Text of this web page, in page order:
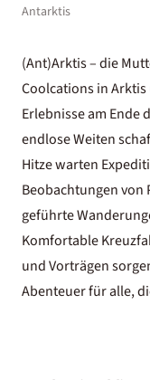
Antarktis
(Ant)Arktis – die
Coolcations in
Erlebnisse am Ende
endlose Weiten
Hitze warten
Beobachtungen von
geführte
Komfortable
und Vorträgen
Abenteuer für alle,